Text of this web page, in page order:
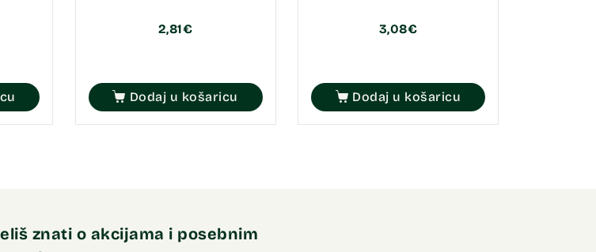
2,81€
Dodaj u košaricu
3,08€
Dodaj u košaricu
znati o akcijama i posebnim